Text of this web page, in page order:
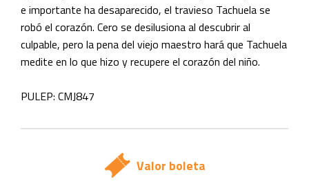
e importante ha desaparecido, el travieso Tachuela se
robó el corazón. Cero se desilusiona al descubrir al
culpable, pero la pena del viejo maestro hará que Tachuela
medite en lo que hizo y recupere el corazón del niño.
PULEP: CMJ847
Valor boleta